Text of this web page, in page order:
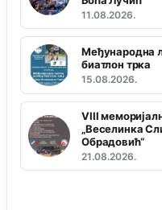
11.08.2026.
Међународна
биатлон трка
15.08.2026.
VIII
„Веселинка
Обрадовић“
21.08.2026.